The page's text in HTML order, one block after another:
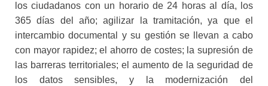
los ciudadanos con un horario de 24 horas al día, los
365 días del año; agilizar la tramitación, ya que el
intercambio documental y su gestión se llevan a cabo
con mayor rapidez; el ahorro de costes; la supresión de
las barreras territoriales; el aumento de la seguridad de
los datos sensibles, y la modernización del